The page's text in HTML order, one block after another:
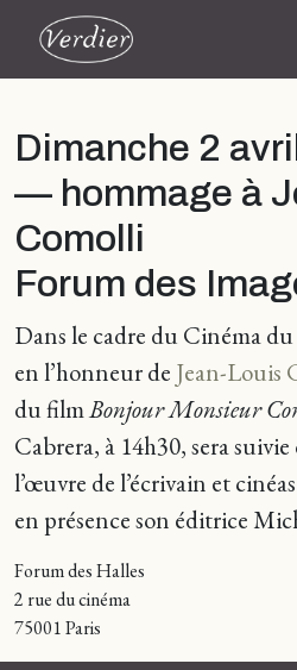
Dimanche 2 avril
— hommage à
Comolli
Forum des
Dans le cadre du Cinéma du
en l’honneur de Jean-Louis
du filmBonjour Monsieur
Cabrera, à 14h30, sera
l’œuvre de l’écrivain et
en présence son éditrice
Forum des Halles
2 rue du cinéma
75001 Paris